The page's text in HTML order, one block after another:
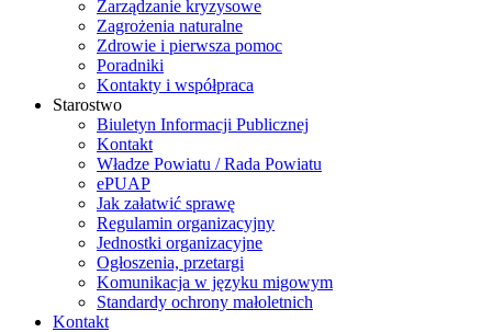
Zarządzanie kryzysowe
Zagrożenia naturalne
Zdrowie i pierwsza pomoc
Poradniki
Kontakty i współpraca
Starostwo
Biuletyn Informacji Publicznej
Kontakt
Władze Powiatu / Rada Powiatu
ePUAP
Jak załatwić sprawę
Regulamin organizacyjny
Jednostki organizacyjne
Ogłoszenia, przetargi
Komunikacja w języku migowym
Standardy ochrony małoletnich
Kontakt